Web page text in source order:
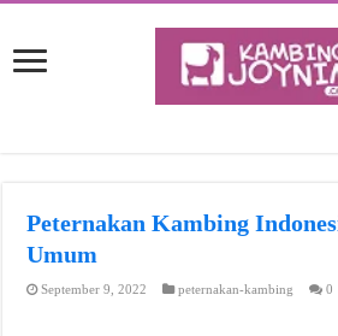
Peternakan Kambing
Umum
September 9, 2022 peternakan-kambing 0